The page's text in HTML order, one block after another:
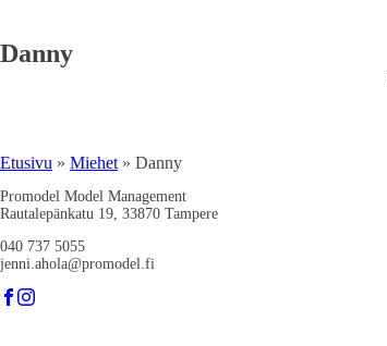
Danny
Etusivu » Miehet » Danny
Promodel Model Management
Rautalepänkatu 19, 33870 Tampere
040 737 5055
jenni.ahola@promodel.fi